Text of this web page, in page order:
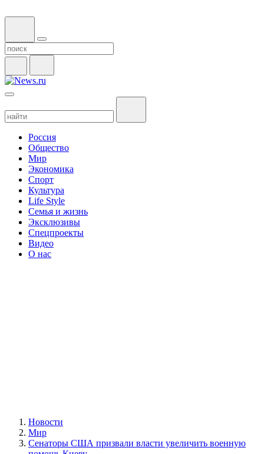
Россия
Общество
Мир
Экономика
Спорт
Культура
Life Style
Семья и жизнь
Эксклюзивы
Спецпроекты
Видео
О нас
Новости
Мир
Сенаторы США призвали власти увеличить военную